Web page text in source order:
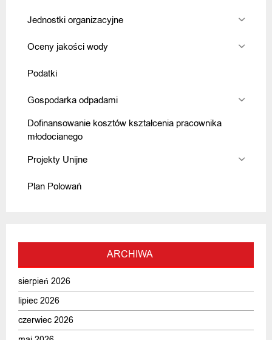
Jednostki organizacyjne
Oceny jakości wody
Podatki
Gospodarka odpadami
Dofinansowanie kosztów kształcenia pracownika
młodocianego
Projekty Unijne
Plan Polowań
ARCHIWA
sierpień 2026
lipiec 2026
czerwiec 2026